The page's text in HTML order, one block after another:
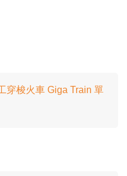
穿梭火車 Giga Train 單